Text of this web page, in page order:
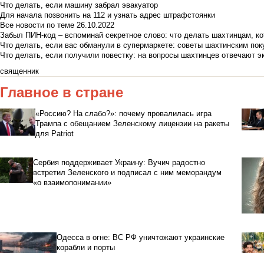
Что делать, если машину забрал эвакуатор
Для начала позвонить на 112 и узнать адрес штрафстоянки
Все новости по теме 26.10.2022
Забыл ПИН-код – вспоминай секретное слово: что делать шахтинцам,
Что делать, если вас обманули в супермаркете: советы шахтинским
Что делать, если получили повестку: на вопросы шахтинцев отвечают
священник
Главное в стране
«Россию? На слабо?»: почему провалилась игра
Трампа с обещанием Зеленскому лицензии на ракеты
для Patriot
Сербия поддерживает Украину: Вучич радостно
встретил Зеленского и подписал с ним меморандум
«о взаимопонимании»
Одесса в огне: ВС РФ уничтожают украинские
корабли и порты